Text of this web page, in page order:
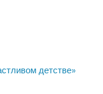
детстве»